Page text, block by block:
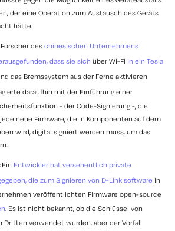
der eine Operation zum Austausch des Geräts
hätte.
Forscher des chinesischen Unternehmens
dass sie sich über Wi-Fi in ein Tesla
das Bremssystem aus der Ferne aktivieren
daraufhin mit der Einführung einer
- der Code-Signierung -, die
neue Firmware, die in Komponenten auf dem
wird, digital signiert werden muss, um das
Ein Entwickler hat versehentlich private
die zum Signieren von D-Link software in
veröffentlichten Firmware open-source
. Es ist nicht bekannt, ob die Schlüssel von
Dritten verwendet wurden, aber der Vorfall